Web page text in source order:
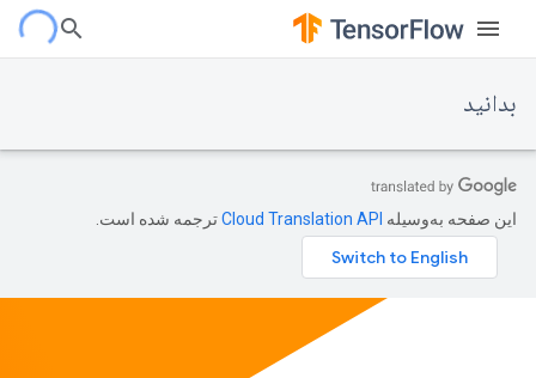
بدانید
این صفحه به‌وسیله ترجمه شده است.